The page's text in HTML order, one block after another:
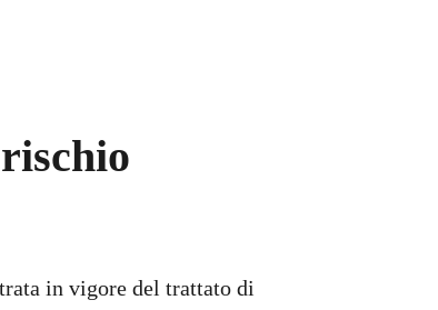
in vigore del trattato di